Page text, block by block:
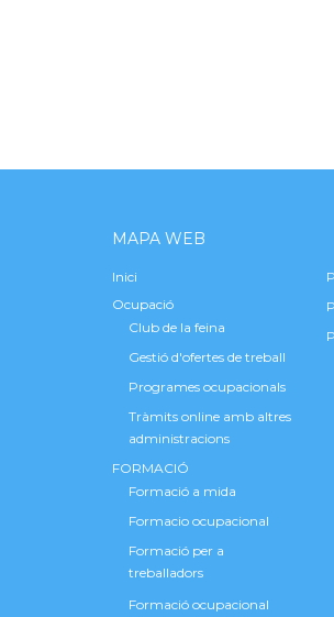
MAPA WEB
Inici
Ocupació
Club de la feina
Gestió d'ofertes de treball
Programes ocupacionals
Tràmits online amb altres
administracions
FORMACIÓ
Formació a mida
Formacio ocupacional
Formació per a
treballadors
Formació ocupacional